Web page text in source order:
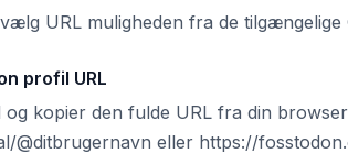
URL muligheden fra de tilgængelige
profil URL
kopier den fulde URL fra din
@ditbrugernavn eller https://